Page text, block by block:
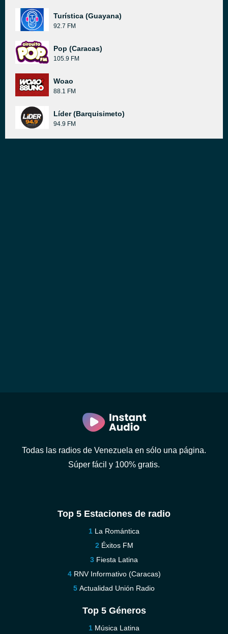
Turística (Guayana)
92.7 FM
Pop (Caracas)
105.9 FM
Woao
88.1 FM
Líder (Barquisimeto)
94.9 FM
Todas las radios de Venezuela en sólo una página.
Súper fácil y 100% gratis.
Top 5 Estaciones de radio
La Romántica
Éxitos FM
Fiesta Latina
RNV Informativo (Caracas)
Actualidad Unión Radio
Top 5 Géneros
Música Latina